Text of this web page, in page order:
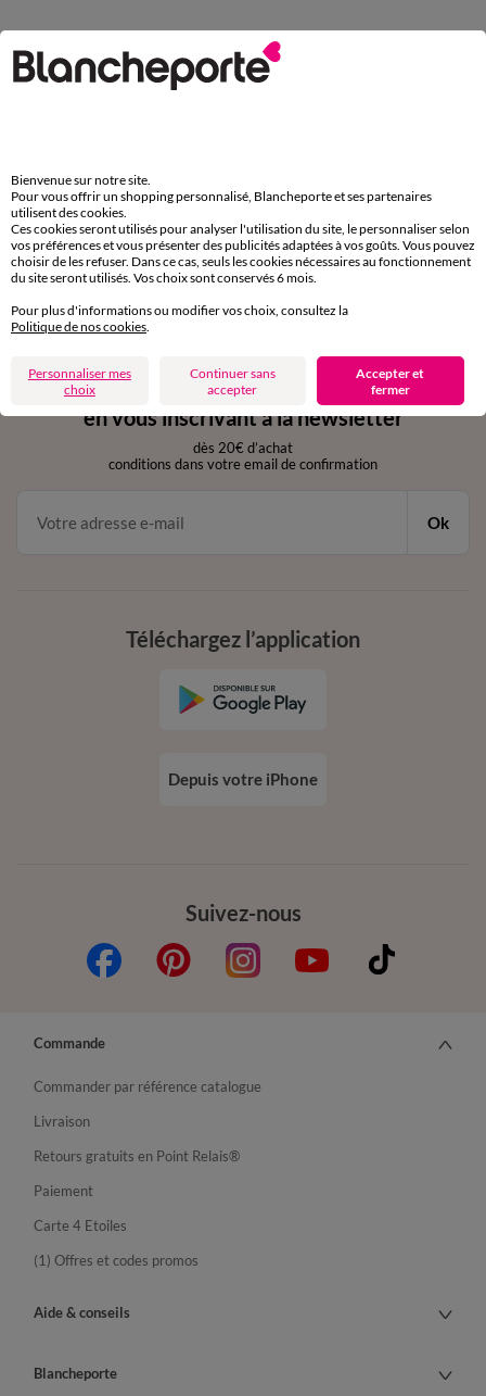
Paiement 100% sécurisé
Payez plus tard ou en plusieurs fois
Retours gratuits
sous 30 jours avec Mondial Relay uniquement
Service clients
par chat et par téléphone
de 8h00 à 20h00 du lundi au samedi
11€ Offerts
en vous inscrivant à la newsletter
dès 20€ d’achat
conditions dans votre email de confirmation
Ok
Suivez-nous
Téléchargez l’application
Depuis votre iPhone
Commande
Commander par référence catalogue
Livraison
Retours gratuits en Point Relais®
Paiement
Carte 4 Etoiles
(1) Offres et codes promos
Aide & conseils
Blancheporte
Bienvenue sur notre site.
Pour vous offrir un shopping personnalisé, Blancheporte et ses partenaires
utilisent des cookies.
Ces cookies seront utilisés pour analyser l'utilisation du site, le personnaliser selon
vos préférences et vous présenter des publicités adaptées à vos goûts. Vous pouvez
choisir de les refuser. Dans ce cas, seuls les cookies nécessaires au fonctionnement
du site seront utilisés. Vos choix sont conservés 6 mois.
Pour plus d'informations ou modifier vos choix, consultez la
Politique de nos cookies.
Personnaliser mes
choix
Continuer sans
accepter
Accepter et
fermer